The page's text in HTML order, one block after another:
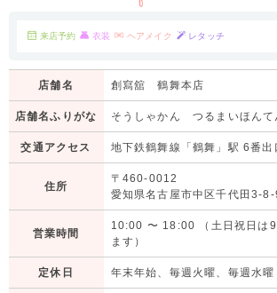
来店予約 衣装 ヘアメイク レタッチ
店舗名 創寫舘 鶴舞本店
店舗名ふりがな そうしゃかん つるまいほんて
交通アクセス 地下鉄鶴舞線「鶴舞」駅 6番
住所
〒460-0012
愛知県名古屋市中区千代田3-8-
営業時間
10:00 〜 18:00 （土日祝日は
ます）
定休日 年末年始、毎週火曜、毎週水曜